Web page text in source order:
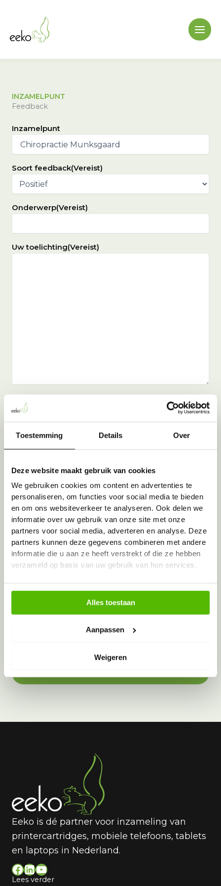
Toestemming Details Over
Deze website maakt gebruik van cookies
We gebruiken cookies om content en advertenties te
personaliseren, om functies voor social media te bieden
en om ons websiteverkeer te analyseren. Ook delen we
informatie over uw gebruik van onze site met onze
partners voor social media, adverteren en analyse. Deze
partners kunnen deze gegevens combineren met andere
informatie die u aan ze heeft verstrekt of die ze hebben
verzameld op basis van uw gebruik van hun services.
Alles toestaan
Aanpassen
Weigeren
inhoud
INZAMELPUNT
Feedback
Inzamelpunt
Soort feedback(Vereist)
Onderwerp(Vereist)
Uw toelichting(Vereist)
Bijlagen
Selecteer bestanden
Toegestane bestandstypen: doc, docx, pdf, jpg, jpeg,
Uw contactgegevens
Feedback anoniem melden?
Uw naam(Vereist)
Uw email adres(Vereist)
Ik geef toestemming voor verwerking van mijn
(Vereist)
Eeko is dé partner voor inzameling van
printercartridges, mobiele telefoons, tablets
en laptops in Nederland.
Facebook LinkedIn YouTube
Lees verder